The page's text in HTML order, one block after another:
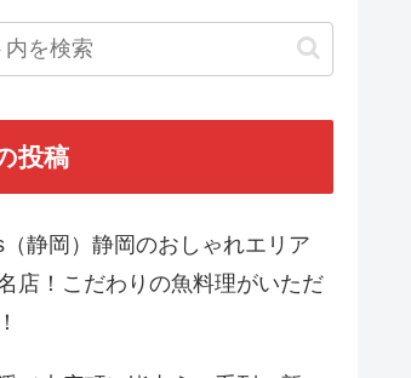
投稿
静岡）静岡のおしゃれエリア
店！こだわりの魚料理がいただ